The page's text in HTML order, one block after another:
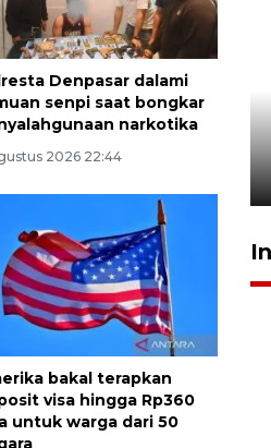
Denpasar dalami
senpi saat bongkar
narkotika
2026 22:44
bakal terapkan
visa hingga Rp360
untuk warga dari 50
Made,
siapkan wall